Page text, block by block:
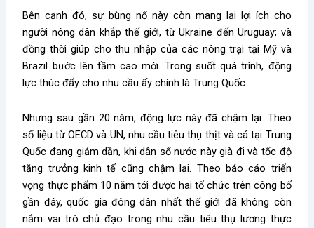
Bên cạnh đó, sự bùng nổ này còn mang lại lợi ích cho
người nông dân khắp thế giới, từ Ukraine đến Uruguay; và
đồng thời giúp cho thu nhập của các nông trại tại Mỹ và
Brazil bước lên tầm cao mới. Trong suốt quá trình, động
lực thúc đẩy cho nhu cầu ấy chính là Trung Quốc.
Nhưng sau gần 20 năm, động lực này đã chậm lại. Theo
số liệu từ OECD và UN, nhu cầu tiêu thụ thịt và cá tại Trung
Quốc đang giảm dần, khi dân số nước này già đi và tốc độ
tăng trưởng kinh tế cũng chậm lại. Theo báo cáo triển
vọng thực phẩm 10 năm tới được hai tổ chức trên công bố
gần đây, quốc gia đông dân nhất thế giới đã không còn
nắm vai trò chủ đạo trong nhu cầu tiêu thụ lương thực